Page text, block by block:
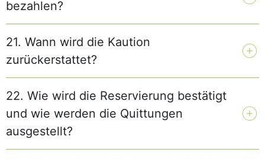
bezahlen?
21. Wann wird die Kaution
zurückerstattet?
22. Wie wird die Reservierung bestätigt
und wie werden die Quittungen
ausgestellt?